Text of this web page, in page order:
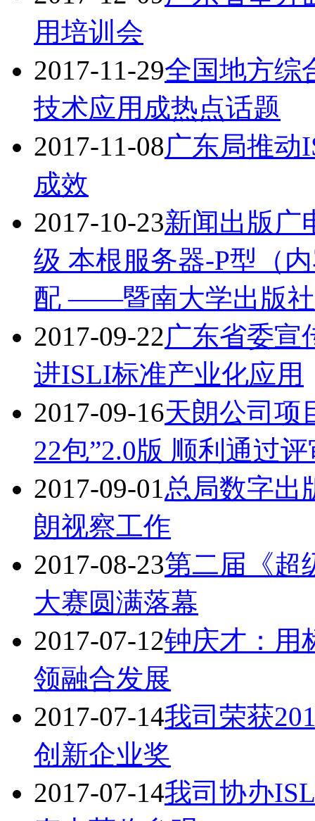
用培训会
2017-11-29全国地方综
技术应用成热点话题
2017-11-08广东局推动
成效
2017-10-23新闻出版广
级 本根服务器-P型（
配 ——暨南大学出版
2017-09-22广东省委宣
进ISLI标准产业化应用
2017-09-16天朗公司项
22包”2.0版 顺利通过
2017-09-01 总局数字出
朗视察工作
2017-08-23第二届《超
大赛圆满落幕
2017-07-12钟庆才：用
领融合发展
2017-07-14我司荣获
创新企业奖
2017-07-14我司协办